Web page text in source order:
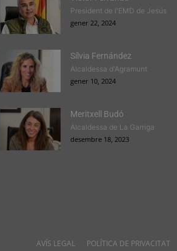
President de l'EMD de Jesús
gener 22, 2024
Sílvia Fernández
Alcaldessa d'Agramunt
gener 10, 2024
Meritxell Budó
Alcaldessa de La Garriga
desembre 18, 2023
AVÍS LEGAL POLÍTICA DE PRIVACITAT